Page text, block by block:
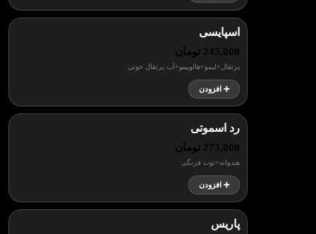
اسپایسی
245,000 تومان
پرتقال+لیمو+هالوپینو+آب پرتقال خونی
➕ افزودن
رد اسموتی
273,000 تومان
هندوانه+توت فرنگی
➕ افزودن
پاریس